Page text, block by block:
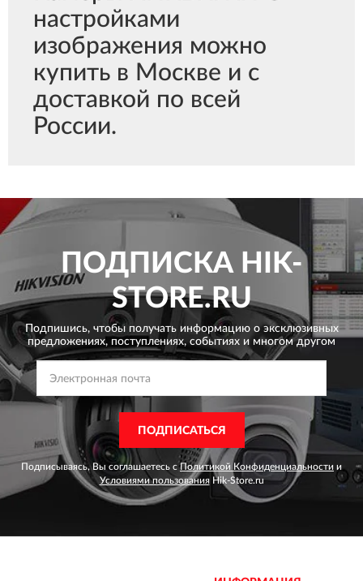
настройками
изображения можно
купить в Москве и с
доставкой по всей
России.
ПОДПИСКА HIK-
STORE.RU
Подпишись, чтобы получать информацию о эксклюзивных
предложениях, поступлениях, событиях и многом другом
ПОДПИСАТЬСЯ
Подписываясь, Вы соглашаетесь сПолитикой Конфиденциальности и
Условиями пользованияHik-Store.ru